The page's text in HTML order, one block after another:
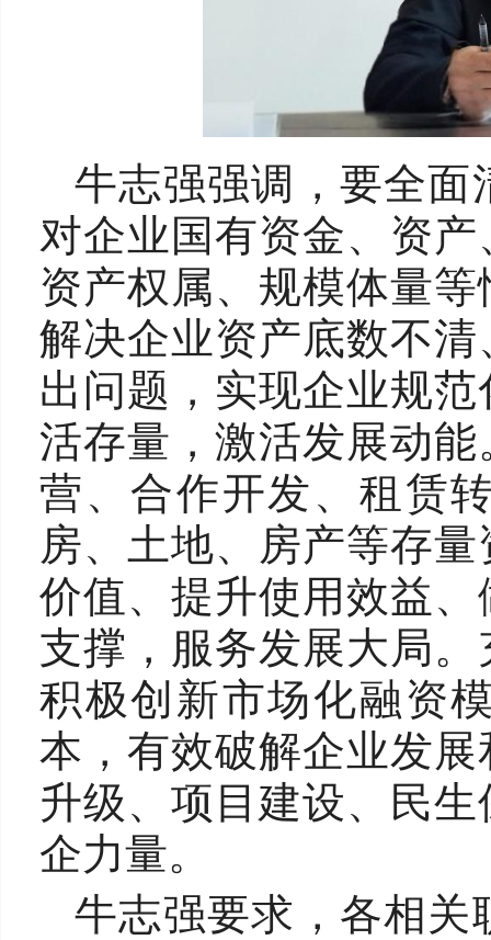
牛志强强调，要全面
对企业国有资金、资
资产权属、规模体量
解决企业资产底数不
出问题，实现企业规
活存量，激活发展动
营、合作开发、租赁
房、土地、房产等存
价值、提升使用效益
支撑，服务发展大局
积极创新市场化融资
本，有效破解企业发
升级、项目建设、民
企力量。
牛志强要求，各相关